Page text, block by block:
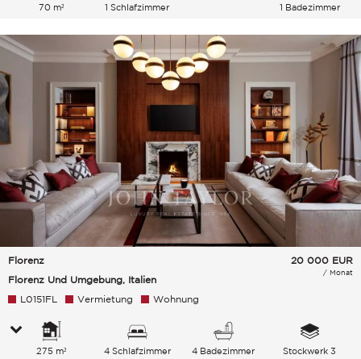
70 m² 1 Schlafzimmer 1 Badezimmer
Florenz
Florenz Und Umgebung, Italien
20 000 EUR
/ Monat
L0151FL Vermietung Wohnung
275 m² 4 Schlafzimmer 4 Badezimmer Stockwerk 3